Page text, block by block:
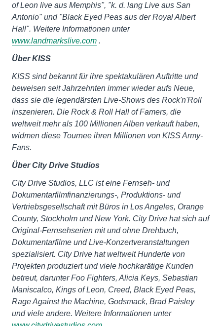
of Leon live aus Memphis", "k. d. lang Live aus San
Antonio" und "Black Eyed Peas aus der Royal Albert
Hall". Weitere Informationen unter
www.landmarkslive.com .
Über KISS
KISS sind bekannt für ihre spektakulären Auftritte und
beweisen seit Jahrzehnten immer wieder aufs Neue,
dass sie die legendärsten Live-Shows des Rock'n'Roll
inszenieren. Die Rock & Roll Hall of Famers, die
weltweit mehr als 100 Millionen Alben verkauft haben,
widmen diese Tournee ihren Millionen von KISS Army-
Fans.
Über City Drive Studios
City Drive Studios, LLC ist eine Fernseh- und
Dokumentarfilmfinanzierungs-, Produktions- und
Vertriebsgesellschaft mit Büros in Los Angeles, Orange
County, Stockholm und New York. City Drive hat sich auf
Original-Fernsehserien mit und ohne Drehbuch,
Dokumentarfilme und Live-Konzertveranstaltungen
spezialisiert. City Drive hat weltweit Hunderte von
Projekten produziert und viele hochkarätige Kunden
betreut, darunter Foo Fighters, Alicia Keys, Sebastian
Maniscalco, Kings of Leon, Creed, Black Eyed Peas,
Rage Against the Machine, Godsmack, Brad Paisley
und viele andere. Weitere Informationen unter